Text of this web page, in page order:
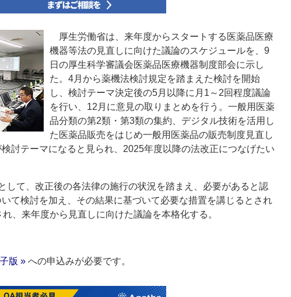
厚生労働省は、来年度からスタートする医薬品医療
機器等法の見直しに向けた議論のスケジュールを、9
日の厚生科学審議会医薬品医療機器制度部会に示し
た。4月から薬機法検討規定を踏まえた検討を開始
し、検討テーマ決定後の5月以降に月1～2回程度議論
を行い、12月に意見の取りまとめを行う。一般用医薬
品分類の第2類・第3類の集約、デジタル技術を活用し
た医薬品販売をはじめ一般用医薬品の販売制度見直し
討テーマになると見られ、2025年度以降の法改正につなげたい
て、改正後の各法律の施行の状況を踏まえ、必要があると認
て検討を加え、その結果に基づいて必要な措置を講じるとされ
、来年度から見直しに向けた議論を本格化する。
版 » への申込みが必要です。